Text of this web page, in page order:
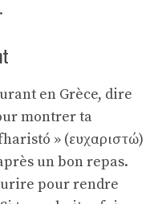
en Grèce, dire
montrer ta
» (ευχαριστώ)
un bon repas.
pour rendre